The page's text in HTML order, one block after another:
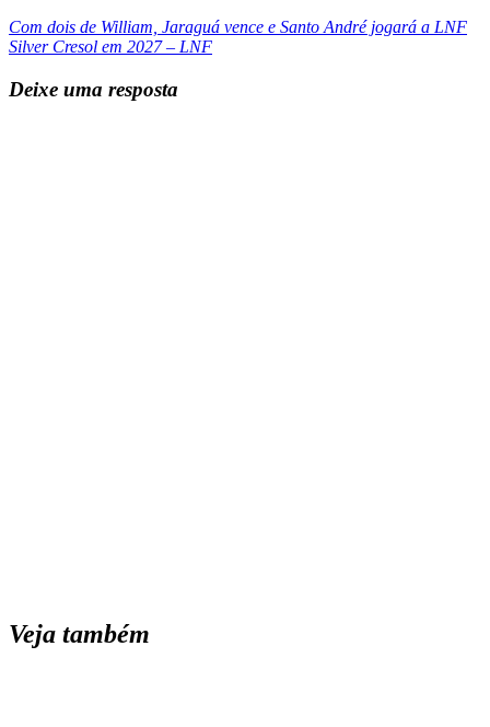
Com dois de William, Jaraguá vence e Santo André jogará a LNF
Silver Cresol em 2027 – LNF
Deixe uma resposta
Veja também